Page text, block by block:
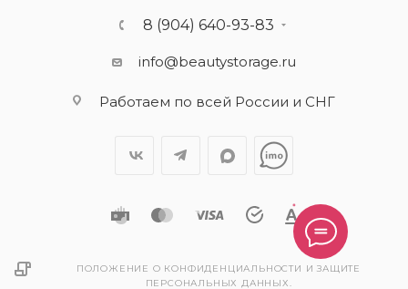
8 (904) 640-93-83
info@beautystorage.ru
Работаем по всей России и СНГ
ПОЛОЖЕНИЕ О КОНФИДЕНЦИАЛЬНОСТИ И ЗАЩИТЕ
ПЕРСОНАЛЬНЫХ ДАННЫХ.